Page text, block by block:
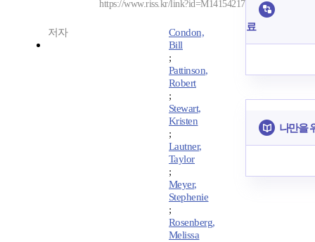
https://www.riss.kr/link?id=M14154217
저자
Condon,
Bill
;
Pattinson,
Robert
;
Stewart,
Kristen
;
Lautner,
Taylor
;
Meyer,
Stephenie
;
Rosenberg,
Melissa
료
나만을